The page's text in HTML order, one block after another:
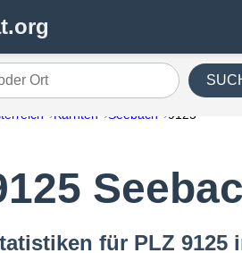
Ort
Kärnten Seebach 9125
für PLZ 9125